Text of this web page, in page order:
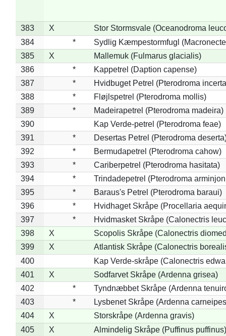
383 X
Stor Stormsvale (Oceanodroma
384
*
Sydlig Kæmpestormfugl
385
X
Mallemuk (Fulmarus glacialis)
386
*
Kappetrel (Daption capense)
387
*
Hvidbuget Petrel (Pterodroma
388
*
Fløjlspetrel (Pterodroma mollis)
389
*
Madeirapetrel (Pterodroma madeira)
390
Kap Verde-petrel (Pterodroma feae)
391
*
Desertas Petrel (Pterodroma
392
*
Bermudapetrel (Pterodroma cahow)
393
*
Cariberpetrel (Pterodroma hasitata)
394
*
Trindadepetrel (Pterodroma
395
*
Baraus's Petrel (Pterodroma baraui)
396
*
Hvidhaget Skråpe (Procellaria
397
*
Hvidmasket Skråpe (Calonectris
398
X
Scopolis Skråpe (Calonectris
399
X
Atlantisk Skråpe (Calonectris
400
Kap Verde-skråpe (Calonectris
401
X
Sodfarvet Skråpe (Ardenna grisea)
402
*
Tyndnæbbet Skråpe (Ardenna
403
*
Lysbenet Skråpe (Ardenna
404
X
Storskråpe (Ardenna gravis)
405
X
Almindelig Skråpe (Puffinus puffinus)